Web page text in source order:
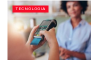
TECNOLOGIA